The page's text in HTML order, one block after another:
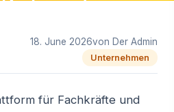
18. June 2026von Der Admin
Unternehmen
für Fachkräfte und